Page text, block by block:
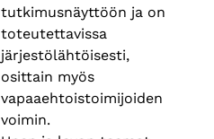
tutkimusnäyttöön ja on
toteutettavissa
järjestölähtöisesti,
osittain myös
vapaaehtoistoimijoiden
voimin.